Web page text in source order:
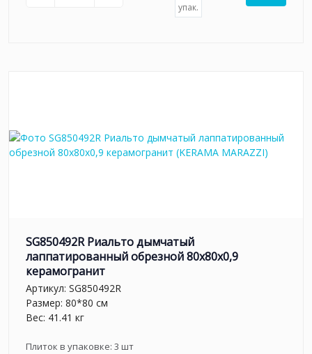
упак.
SG850492R Риальто дымчатый
лаппатированный обрезной 80x80x0,9
керамогранит
Артикул: SG850492R
Размер: 80*80 см
Вес: 41.41 кг
Плиток в упаковке: 3 шт